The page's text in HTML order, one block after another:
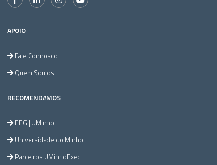
APOIO
Fale Connosco
Quem Somos
RECOMENDAMOS
EEG | UMinho
Universidade do Minho
Parceiros UMinhoExec